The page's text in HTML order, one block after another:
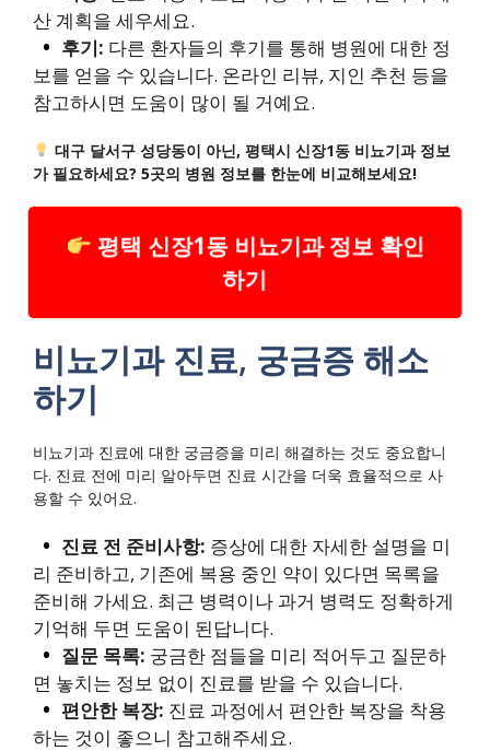
산 계획을 세우세요.
후기: 다른 환자들의 후기를 통해 병원에 대한 정
보를 얻을 수 있습니다. 온라인 리뷰, 지인 추천 등을
참고하시면 도움이 많이 될 거예요.
대구 달서구 성당동이 아닌, 평택시 신장1동 비뇨기과 정보
가 필요하세요? 5곳의 병원 정보를 한눈에 비교해보세요!
평택 신장1동 비뇨기과 정보 확인
하기
비뇨기과 진료, 궁금증 해소
하기
비뇨기과 진료에 대한 궁금증을 미리 해결하는 것도 중요합니
다. 진료 전에 미리 알아두면 진료 시간을 더욱 효율적으로 사
용할 수 있어요.
진료 전 준비사항: 증상에 대한 자세한 설명을 미
리 준비하고, 기존에 복용 중인 약이 있다면 목록을
준비해 가세요. 최근 병력이나 과거 병력도 정확하게
기억해 두면 도움이 된답니다.
질문 목록: 궁금한 점들을 미리 적어두고 질문하
면 놓치는 정보 없이 진료를 받을 수 있습니다.
편안한 복장: 진료 과정에서 편안한 복장을 착용
하는 것이 좋으니 참고해주세요.